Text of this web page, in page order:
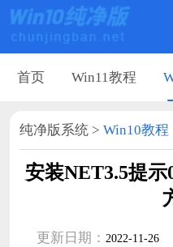
首页 Win11教程
纯净版系统 > Win10教程
安装NET3.5提示
更新日期： 2022-11-26